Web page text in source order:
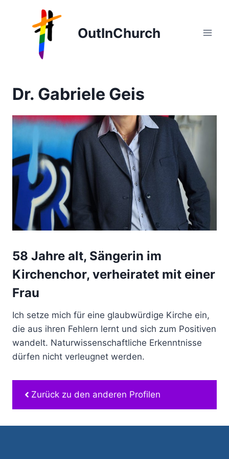
springen
OutInChurch
Dr. Gabriele Geis
58 Jahre alt, Sängerin im
Kirchenchor, verheiratet mit einer
Frau
Ich setze mich für eine glaubwürdige Kirche ein,
die aus ihren Fehlern lernt und sich zum Positiven
wandelt. Naturwissenschaftliche Erkenntnisse
dürfen nicht verleugnet werden.
Zurück zu den anderen Profilen